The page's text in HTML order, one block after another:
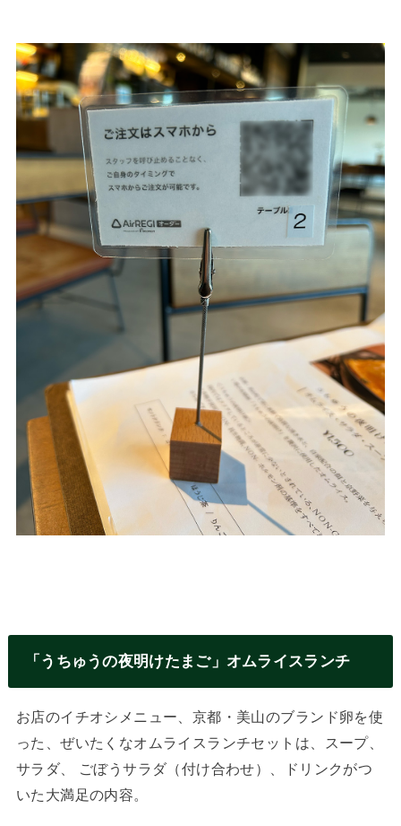
「うちゅうの夜明けたまご」オムライスランチ
お店のイチオシメニュー、京都・美山のブランド卵を使
った、ぜいたくなオムライスランチセットは、スープ、
サラダ、 ごぼうサラダ（付け合わせ）、ドリンクがつ
いた大満足の内容。